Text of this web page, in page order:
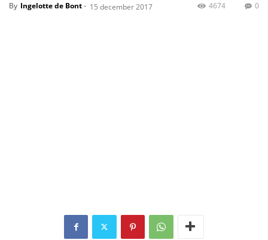
By Ingelotte de Bont- 15 december 2017 0
4674